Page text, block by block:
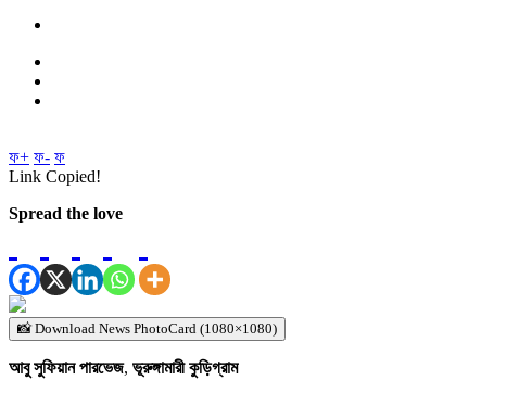
ফ+ ফ- ফ
Link Copied!
Spread the love
📸 Download News PhotoCard (1080×1080)
আবু সুফিয়ান পারভেজ, ভূরুঙ্গামারী কুড়িগ্রাম